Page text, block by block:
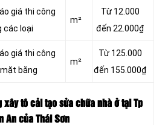
giá thi công
các loại
m²
Từ 12.000
đến 22.000₫
giá thi công
bằng
m²
Từ 125.000
đến 155.000₫
xây tô cải tạo sửa chữa nhà ở tại Tp
An của Thái Sơn